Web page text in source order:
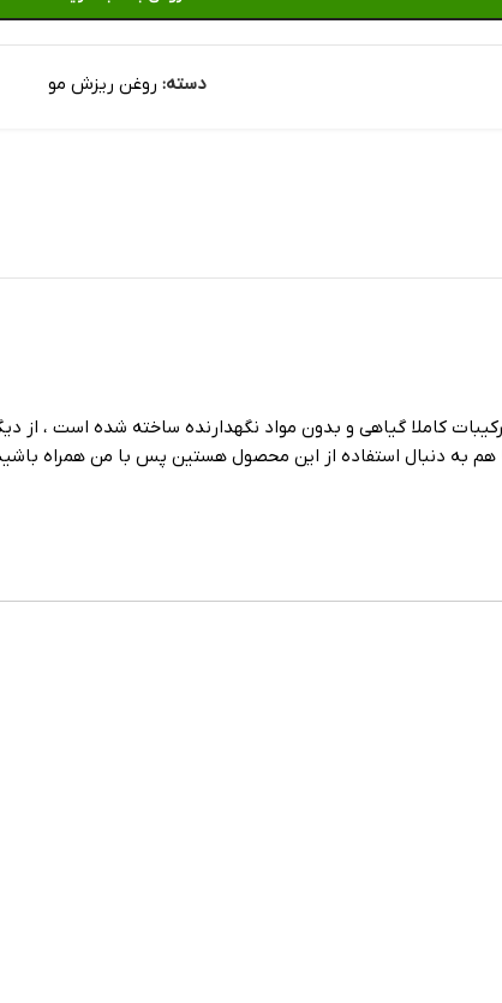
دسته: روغن ریزش مو
در بازار میباشد ، که صفر تا 100 این محصول از ترکیبات کاملا گیاهی و بدون مواد
هم به دنبال استفاده از این محصول هستین پس با من همراه